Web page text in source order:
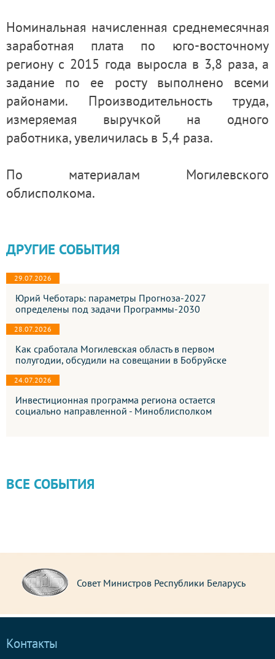
Номинальная начисленная среднемесячная
заработная плата по юго-восточному
региону с 2015 года выросла в 3,8 раза, а
задание по ее росту выполнено всеми
районами. Производительность труда,
измеряемая выручкой на одного
работника, увеличилась в 5,4 раза.
По материалам Могилевского
облисполкома.
ДРУГИЕ СОБЫТИЯ
29.07.2026
Юрий Чеботарь: параметры Прогноза-2027
определены под задачи Программы-2030
28.07.2026
Как сработала Могилевская область в первом
полугодии, обсудили на совещании в Бобруйске
24.07.2026
Инвестиционная программа региона остается
социально направленной - Миноблисполком
ВСЕ СОБЫТИЯ
Совет Республики Национального собрания
Республики Беларусь
Контакты